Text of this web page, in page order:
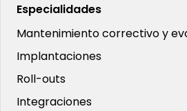
Especialidades
Mantenimiento correctivo y
Implantaciones
Roll-outs
Integraciones